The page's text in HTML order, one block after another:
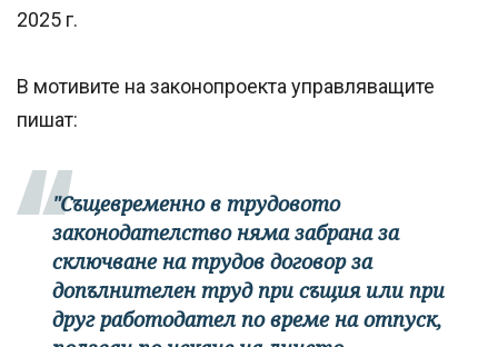
2025 г.
В мотивите на законопроекта управляващите
пишат:
"Същевременно в трудовото
законодателство няма забрана за
сключване на трудов договор за
допълнителен труд при същия или при
друг работодател по време на отпуск,